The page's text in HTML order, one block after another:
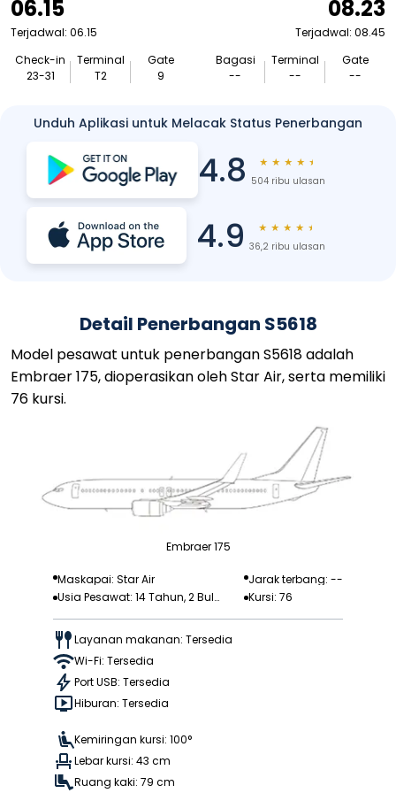
06.15
Terjadwal: 06.15
Check-in
23-31
Terminal
T2
Gate
9
08.23
Terjadwal: 08.45
Bagasi
--
Terminal
--
Gate
--
Unduh Aplikasi untuk Melacak Status Penerbangan
4.8 ★ ★ ★ ★ ★
504 ribu ulasan
4.9 ★ ★ ★ ★ ★
36,2 ribu ulasan
Detail Penerbangan S5618
Model pesawat untuk penerbangan S5618 adalah
Embraer 175, dioperasikan oleh Star Air, serta memiliki
76 kursi.
Embraer 175
Maskapai: Star Air
Jarak terbang: --
Usia Pesawat: 14 Tahun, 2 Bula
n
Kursi: 76
Layanan makanan: Tersedia
Wi-Fi: Tersedia
Port USB: Tersedia
Hiburan: Tersedia
Kemiringan kursi: 100°
Lebar kursi: 43 cm
Ruang kaki: 79 cm